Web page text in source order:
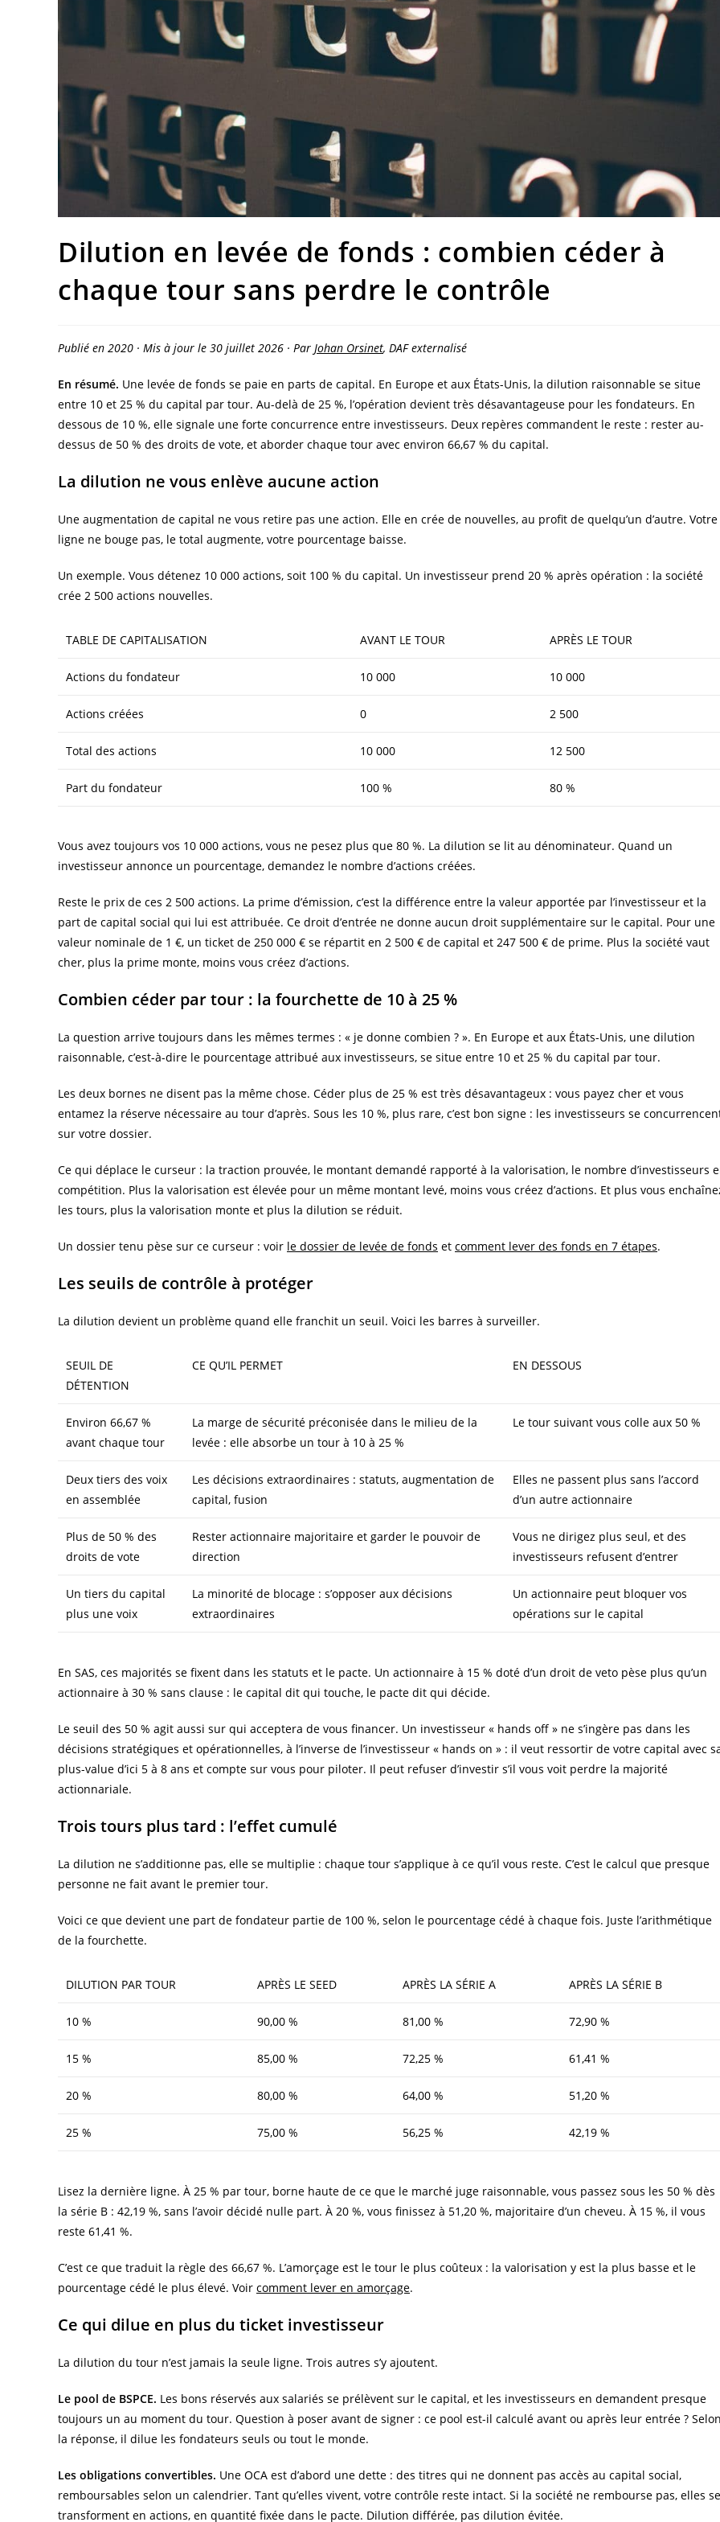
Dilution en levée de fonds : combien céder à
chaque tour sans perdre le contrôle
Publié en 2020 · Mis à jour le 30 juillet 2026 · Par Johan Orsinet, DAF externalisé
En résumé. Une levée de fonds se paie en parts de capital. En Europe et aux États-Unis, la dilution raisonnable se situe
entre 10 et 25 % du capital par tour. Au-delà de 25 %, l’opération devient très désavantageuse pour les fondateurs. En
dessous de 10 %, elle signale une forte concurrence entre investisseurs. Deux repères commandent le reste : rester au-
dessus de 50 % des droits de vote, et aborder chaque tour avec environ 66,67 % du capital.
La dilution ne vous enlève aucune action
Une augmentation de capital ne vous retire pas une action. Elle en crée de nouvelles, au profit de quelqu’un d’autre. Votre
ligne ne bouge pas, le total augmente, votre pourcentage baisse.
Un exemple. Vous détenez 10 000 actions, soit 100 % du capital. Un investisseur prend 20 % après opération : la société
crée 2 500 actions nouvelles.
TABLE DE CAPITALISATION AVANT LE TOUR APRÈS LE TOUR
Actions du fondateur 10 000 10 000
Actions créées 0 2 500
Total des actions 10 000 12 500
Part du fondateur 100 % 80 %
Vous avez toujours vos 10 000 actions, vous ne pesez plus que 80 %. La dilution se lit au dénominateur. Quand un
investisseur annonce un pourcentage, demandez le nombre d’actions créées.
Reste le prix de ces 2 500 actions. La prime d’émission, c’est la différence entre la valeur apportée par l’investisseur et la
part de capital social qui lui est attribuée. Ce droit d’entrée ne donne aucun droit supplémentaire sur le capital. Pour une
valeur nominale de 1 €, un ticket de 250 000 € se répartit en 2 500 € de capital et 247 500 € de prime. Plus la société vaut
cher, plus la prime monte, moins vous créez d’actions.
Combien céder par tour : la fourchette de 10 à 25 %
La question arrive toujours dans les mêmes termes : « je donne combien ? ». En Europe et aux États-Unis, une dilution
raisonnable, c’est-à-dire le pourcentage attribué aux investisseurs, se situe entre 10 et 25 % du capital par tour.
Les deux bornes ne disent pas la même chose. Céder plus de 25 % est très désavantageux : vous payez cher et vous
entamez la réserve nécessaire au tour d’après. Sous les 10 %, plus rare, c’est bon signe : les investisseurs se
sur votre dossier.
Ce qui déplace le curseur : la traction prouvée, le montant demandé rapporté à la valorisation, le nombre d’investisseurs
compétition. Plus la valorisation est élevée pour un même montant levé, moins vous créez d’actions. Et plus vous
les tours, plus la valorisation monte et plus la dilution se réduit.
Un dossier tenu pèse sur ce curseur : voir le dossier de levée de fonds et comment lever des fonds en 7 étapes.
Les seuils de contrôle à protéger
La dilution devient un problème quand elle franchit un seuil. Voici les barres à surveiller.
SEUIL DE
DÉTENTION
CE QU’IL PERMET EN DESSOUS
Environ 66,67 %
avant chaque tour
La marge de sécurité préconisée dans le milieu de la
levée : elle absorbe un tour à 10 à 25 %
Le tour suivant vous colle aux 50 %
Deux tiers des voix
en assemblée
Les décisions extraordinaires : statuts, augmentation de
capital, fusion
Elles ne passent plus sans l’accord
d’un autre actionnaire
Plus de 50 % des
droits de vote
Rester actionnaire majoritaire et garder le pouvoir de
direction
Vous ne dirigez plus seul, et des
investisseurs refusent d’entrer
Un tiers du capital
plus une voix
La minorité de blocage : s’opposer aux décisions
extraordinaires
Un actionnaire peut bloquer vos
opérations sur le capital
En SAS, ces majorités se fixent dans les statuts et le pacte. Un actionnaire à 15 % doté d’un droit de veto pèse plus qu’un
actionnaire à 30 % sans clause : le capital dit qui touche, le pacte dit qui décide.
Le seuil des 50 % agit aussi sur qui acceptera de vous financer. Un investisseur « hands off » ne s’ingère pas dans les
décisions stratégiques et opérationnelles, à l’inverse de l’investisseur « hands on » : il veut ressortir de votre capital avec
plus-value d’ici 5 à 8 ans et compte sur vous pour piloter. Il peut refuser d’investir s’il vous voit perdre la majorité
actionnariale.
Trois tours plus tard : l’effet cumulé
La dilution ne s’additionne pas, elle se multiplie : chaque tour s’applique à ce qu’il vous reste. C’est le calcul que presque
personne ne fait avant le premier tour.
Voici ce que devient une part de fondateur partie de 100 %, selon le pourcentage cédé à chaque fois. Juste l’arithmétique
de la fourchette.
DILUTION PAR TOUR APRÈS LE SEED APRÈS LA SÉRIE A APRÈS LA SÉRIE B
10 % 90,00 % 81,00 % 72,90 %
15 % 85,00 % 72,25 % 61,41 %
20 % 80,00 % 64,00 % 51,20 %
25 % 75,00 % 56,25 % 42,19 %
Lisez la dernière ligne. À 25 % par tour, borne haute de ce que le marché juge raisonnable, vous passez sous les 50 % dès
la série B : 42,19 %, sans l’avoir décidé nulle part. À 20 %, vous finissez à 51,20 %, majoritaire d’un cheveu. À 15 %, il vous
reste 61,41 %.
C’est ce que traduit la règle des 66,67 %. L’amorçage est le tour le plus coûteux : la valorisation y est la plus basse et le
pourcentage cédé le plus élevé. Voir comment lever en amorçage.
Ce qui dilue en plus du ticket investisseur
La dilution du tour n’est jamais la seule ligne. Trois autres s’y ajoutent.
Le pool de BSPCE. Les bons réservés aux salariés se prélèvent sur le capital, et les investisseurs en demandent presque
toujours un au moment du tour. Question à poser avant de signer : ce pool est-il calculé avant ou après leur entrée ? Selon
la réponse, il dilue les fondateurs seuls ou tout le monde.
Les obligations convertibles. Une OCA est d’abord une dette : des titres qui ne donnent pas accès au capital social,
remboursables selon un calendrier. Tant qu’elles vivent, votre contrôle reste intact. Si la société ne rembourse pas, elles se
transforment en actions, en quantité fixée dans le pacte. Dilution différée, pas dilution évitée.